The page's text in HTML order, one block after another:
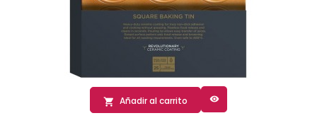
 Añadir al carrito 